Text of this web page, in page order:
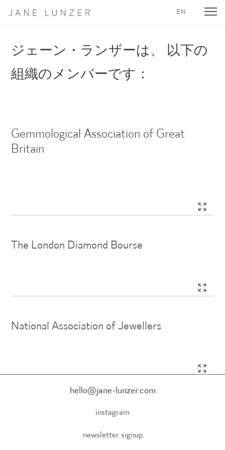
EN
ジェーン・ランザーは、 以下の
組織のメンバーです：
Gemmological Association of Great
Britain
The London Diamond Bourse
National Association of Jewellers
hello@jane-lunzer.com
instagram
newsletter signup